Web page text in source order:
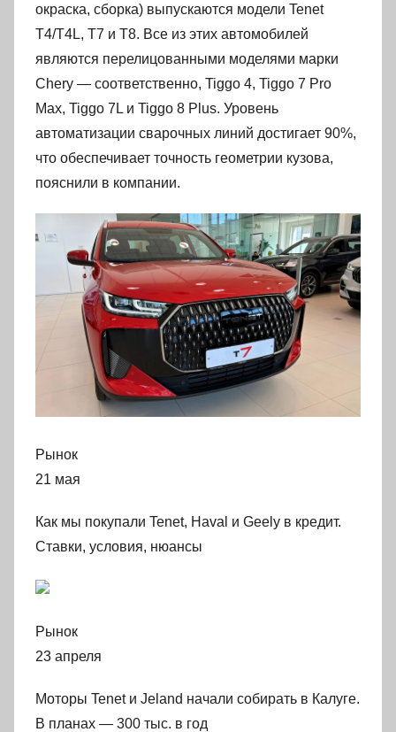
окраска, сборка) выпускаются модели Tenet
T4/T4L, T7 и T8. Все из этих автомобилей
являются перелицованными моделями марки
Chery — соответственно, Tiggo 4, Tiggo 7 Pro
Max, Tiggo 7L и Tiggo 8 Plus. Уровень
автоматизации сварочных линий достигает 90%,
что обеспечивает точность геометрии кузова,
пояснили в компании.
Рынок
21 мая
Как мы покупали Tenet, Haval и Geely в кредит.
Ставки, условия, нюансы
Рынок
23 апреля
Моторы Tenet и Jeland начали собирать в Калуге.
В планах — 300 тыс. в год